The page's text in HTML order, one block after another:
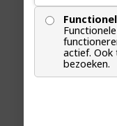
actief. Ook
bezoeken.